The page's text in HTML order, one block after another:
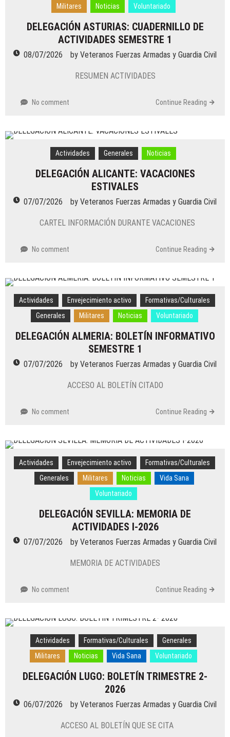
Militares Noticias Voluntariado
DELEGACIÓN ASTURIAS: CUADERNILLO DE
ACTIVIDADES SEMESTRE 1
08/07/2026 by Veteranos Fuerzas Armadas y Guardia Civil
RESUMEN ACTIVIDADES
No comment Continue Reading
Actividades Generales Noticias
DELEGACIÓN ALICANTE: VACACIONES
ESTIVALES
07/07/2026 by Veteranos Fuerzas Armadas y Guardia Civil
CARTEL INFORMACIÓN DURANTE VACACIONES
No comment Continue Reading
Actividades Envejecimiento activo
Formativas/Culturales
Generales
Militares Noticias Voluntariado
DELEGACIÓN ALMERIA: BOLETÍN INFORMATIVO
SEMESTRE 1
07/07/2026 by Veteranos Fuerzas Armadas y Guardia Civil
ACCESO AL BOLETÍN CITADO
No comment Continue Reading
Actividades Envejecimiento activo
Formativas/Culturales
Generales
Militares Noticias
Vida Sana
Voluntariado
DELEGACIÓN SEVILLA: MEMORIA DE
ACTIVIDADES I-2026
07/07/2026 by Veteranos Fuerzas Armadas y Guardia Civil
MEMORIA DE ACTIVIDADES
No comment Continue Reading
Actividades Formativas/Culturales
Generales
Militares
Noticias Vida Sana Voluntariado
DELEGACIÓN LUGO: BOLETÍN TRIMESTRE 2-
2026
06/07/2026 by Veteranos Fuerzas Armadas y Guardia Civil
ACCESO AL BOLETÍN QUE SE CITA